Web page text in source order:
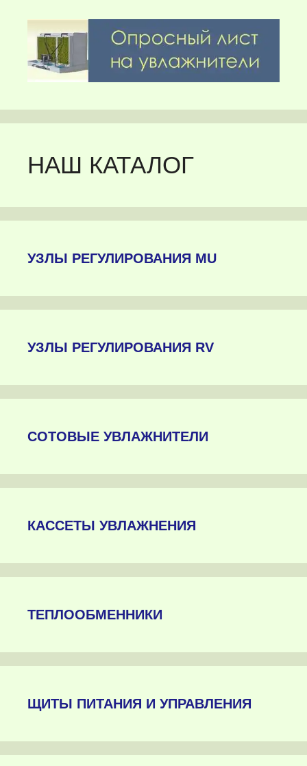
НАШ КАТАЛОГ
УЗЛЫ РЕГУЛИРОВАНИЯ MU
УЗЛЫ РЕГУЛИРОВАНИЯ RV
СОТОВЫЕ УВЛАЖНИТЕЛИ
КАССЕТЫ УВЛАЖНЕНИЯ
ТЕПЛООБМЕННИКИ
ЩИТЫ ПИТАНИЯ И УПРАВЛЕНИЯ